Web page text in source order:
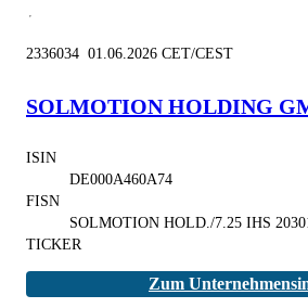
2336034 01.06.2026 CET/CEST
SOLMOTION HOLDING
ISIN
DE000A460A74
FISN
SOLMOTION HOLD./7.25 IHS
TICKER
Zum